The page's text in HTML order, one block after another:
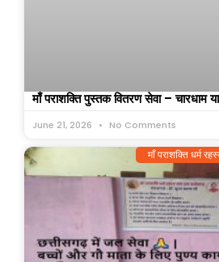
माँ पराशक्ति पुस्तक वितरण सेवा – चारधाम
June 21, 2026 No Comments
माँ पराशक्ति धर्म